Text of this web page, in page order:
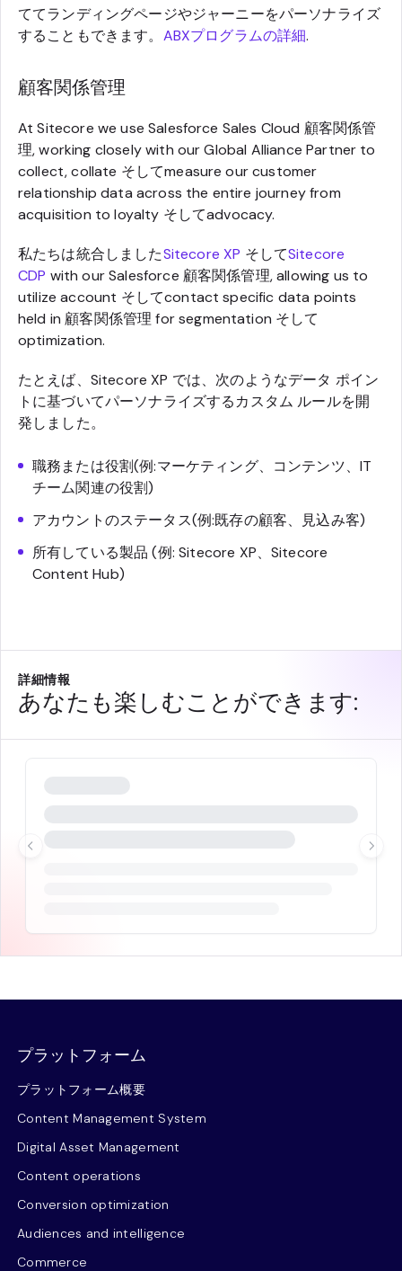
ててランディングページやジャーニーをパーソナライズ
することもできます。 ABXプログラムの詳細.
顧客関係管理
At Sitecore we use Salesforce Sales Cloud 顧客関係管
理, working closely with our Global Alliance Partner to
collect, collate そしてmeasure our customer
relationship data across the entire journey from
acquisition to loyalty そしてadvocacy.
私たちは統合しましたSitecore XP そしてSitecore
CDP with our Salesforce 顧客関係管理, allowing us to
utilize account そしてcontact specific data points
held in 顧客関係管理 for segmentation そして
optimization.
たとえば、Sitecore XP では、次のようなデータ ポイン
トに基づいてパーソナライズするカスタム ルールを開
発しました。
職務または役割(例:マーケティング、コンテンツ、IT
チーム関連の役割)
アカウントのステータス(例:既存の顧客、見込み客)
所有している製品 (例: Sitecore XP、Sitecore
Content Hub)
詳細情報
あなたも楽しむことができます:
プラットフォーム
プラットフォーム概要
Content Management System
Digital Asset Management
Content operations
Conversion optimization
Audiences and intelligence
Commerce